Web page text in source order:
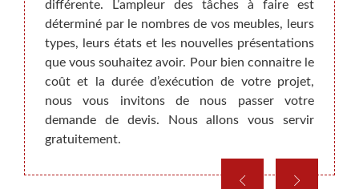
son
? Ne
ces
différente. L’ampleur des tâches à faire est
déterminé par le nombres de vos meubles, leurs
types, leurs états et les nouvelles présentations
que vous souhaitez avoir. Pour bien connaitre le
coût et la durée d’exécution de votre projet,
nous vous invitons de nous passer votre
demande de devis. Nous allons vous servir
gratuitement.
la
En